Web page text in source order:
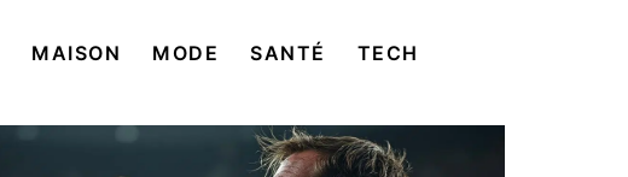
MAISON MODE SANTÉ TECH